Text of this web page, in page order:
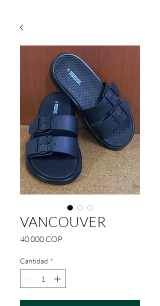
VANCOUVER
40.000 COP
Cantidad *